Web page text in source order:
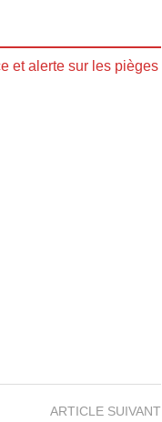
et alerte sur les pièges
ARTICLE SUIVANT